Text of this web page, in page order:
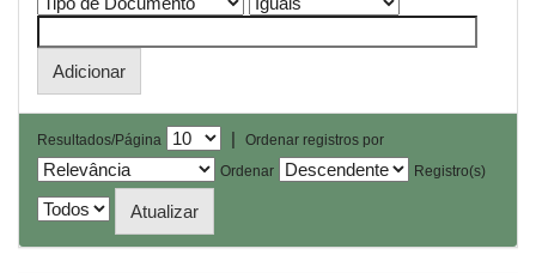
Resultados/Página |
Ordenar registros por
Ordenar
Registro(s)